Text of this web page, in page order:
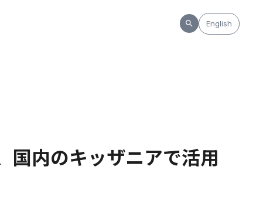
English
国内のキッザニアで活用